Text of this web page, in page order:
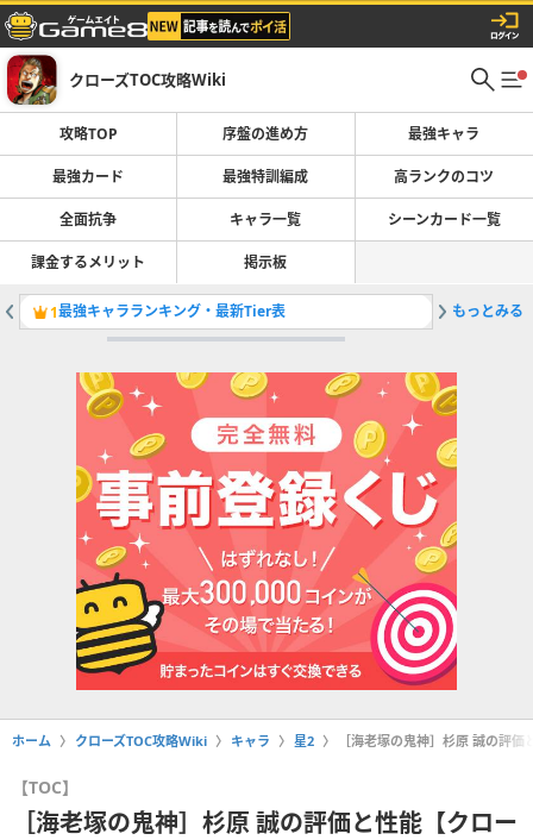
クローズTOC攻略Wiki
攻略TOP 序盤の進め方 最強キャラ
最強カード 最強特訓編成 高ランクのコツ
全面抗争 キャラ一覧 シーンカード一覧
課金するメリット 掲示板
1最強キャラランキング・最新Tier表 2友よ･･･
もっとみる
ホーム クローズTOC攻略Wiki キャラ 星2 ［海老塚の鬼神］杉原 誠の評
【TOC】
［海老塚の鬼神］杉原 誠の評価と性能【クロー